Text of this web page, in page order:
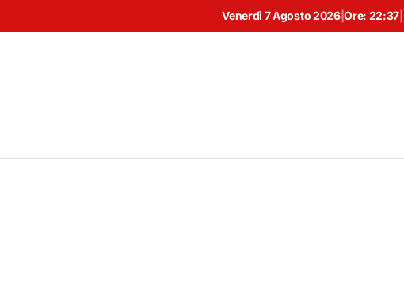
Venerdì 7 Agosto 2026|Ore: 22:37